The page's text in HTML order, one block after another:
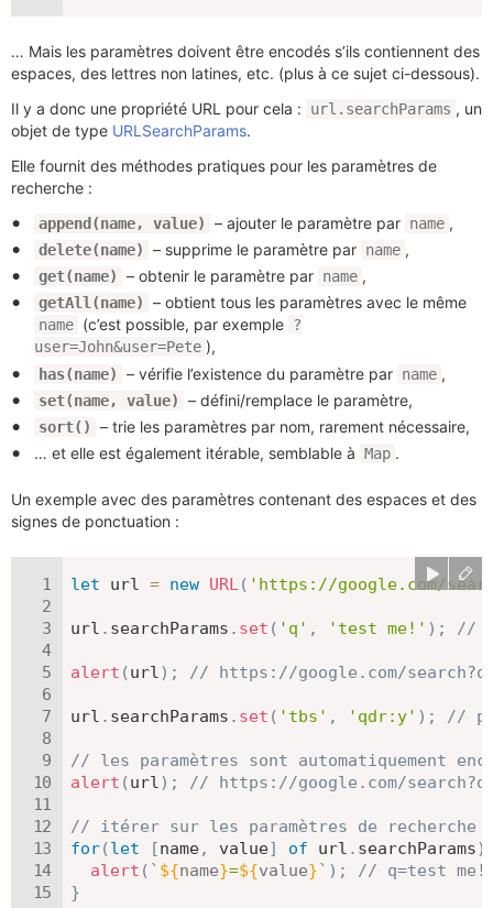
… Mais les paramètres doivent être encodés s’ils contiennent des
espaces, des lettres non latines, etc. (plus à ce sujet ci-dessous).
Il y a donc une propriété URL pour cela :
url.searchParams , un
objet de type URLSearchParams.
Elle fournit des méthodes pratiques pour les paramètres de
recherche :
append(name, value) – ajouter le paramètre par name ,
delete(name) – supprime le paramètre par name ,
get(name) – obtenir le paramètre par name ,
getAll(name) – obtient tous les paramètres avec le même
name (c’est possible, par exemple ?
user=John&user=Pete ),
has(name) – vérifie l’existence du paramètre par name ,
set(name, value) – défini/remplace le paramètre,
sort()
– trie les paramètres par nom, rarement nécessaire,
… et elle est également itérable, semblable à Map .
Un exemple avec des paramètres contenant des espaces et des
signes de ponctuation :
let url = new URL( 'https://google.com/
url . searchParams . set ( 'q' , 'test me!' ) ; //
alert (url) ; // https://google.com/
url . searchParams . set ( 'tbs' , 'qdr:y' ) ; //
// les paramètres sont automatiquement
alert (url) ; // https://google.com/
// itérer sur les paramètres de recherche
for(let [name, value] of url . searchParams)
alert ( ` ${name}=${value}` ) ;
// q=test
}